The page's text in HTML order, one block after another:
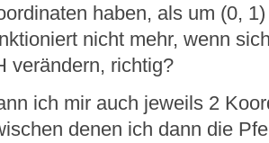
haben, als um (0,
nicht mehr, wenn
verändern, richtig?
ich mir auch jeweils 2
denen ich dann die